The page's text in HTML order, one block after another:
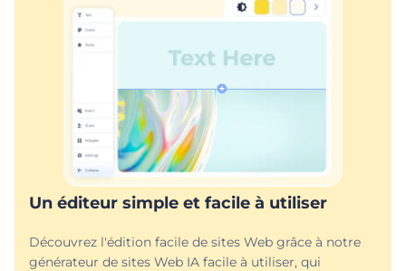
Un éditeur simple et facile à utiliser
Découvrez l'édition facile de sites Web grâce à notre
générateur de sites Web IA facile à utiliser, qui